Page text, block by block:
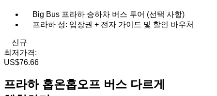
Big Bus 프라하 승하차 버스 투어 (선택 사항)
프라하 성: 입장권 + 전자 가이드 및 할인 바우처
신규
최저가격:
US$76.66
프라하 홉온홉오프 버스 다르게